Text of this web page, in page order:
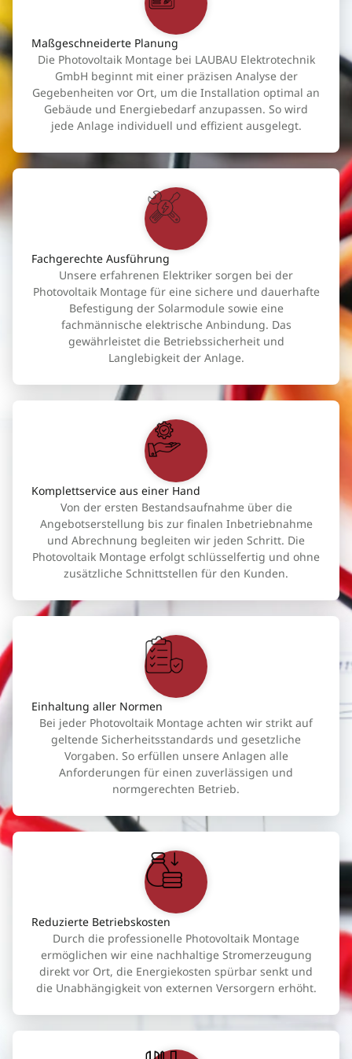
Maßgeschneiderte Planung
Die Photovoltaik Montage bei LAUBAU Elektrotechnik
GmbH beginnt mit einer präzisen Analyse der
Gegebenheiten vor Ort, um die Installation optimal an
Gebäude und Energiebedarf anzupassen. So wird
jede Anlage individuell und effizient ausgelegt.
Fachgerechte Ausführung
Unsere erfahrenen Elektriker sorgen bei der
Photovoltaik Montage für eine sichere und dauerhafte
Befestigung der Solarmodule sowie eine
fachmännische elektrische Anbindung. Das
gewährleistet die Betriebssicherheit und
Langlebigkeit der Anlage.
Komplettservice aus einer Hand
Von der ersten Bestandsaufnahme über die
Angebotserstellung bis zur finalen Inbetriebnahme
und Abrechnung begleiten wir jeden Schritt. Die
Photovoltaik Montage erfolgt schlüsselfertig und ohne
zusätzliche Schnittstellen für den Kunden.
Einhaltung aller Normen
Bei jeder Photovoltaik Montage achten wir strikt auf
geltende Sicherheitsstandards und gesetzliche
Vorgaben. So erfüllen unsere Anlagen alle
Anforderungen für einen zuverlässigen und
normgerechten Betrieb.
Reduzierte Betriebskosten
Durch die professionelle Photovoltaik Montage
ermöglichen wir eine nachhaltige Stromerzeugung
direkt vor Ort, die Energiekosten spürbar senkt und
die Unabhängigkeit von externen Versorgern erhöht.